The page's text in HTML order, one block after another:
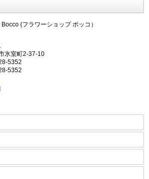
(フラワーショップ ボッコ）
氷室町2-37-10
5352
5352